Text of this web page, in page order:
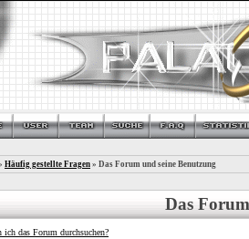
Häufig gestellte Fragen » Das Forum und seine Benutzung
Das
ich das Forum durchsuchen?